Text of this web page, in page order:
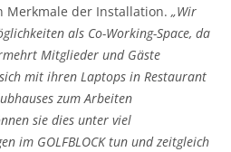
Merkmale der Installation. „Wir
als Co-Working-Space, da
Mitglieder und Gäste
mit ihren Laptops in Restaurant
zum Arbeiten
sie dies unter viel
im GOLFBLOCK tun und zeitgleich